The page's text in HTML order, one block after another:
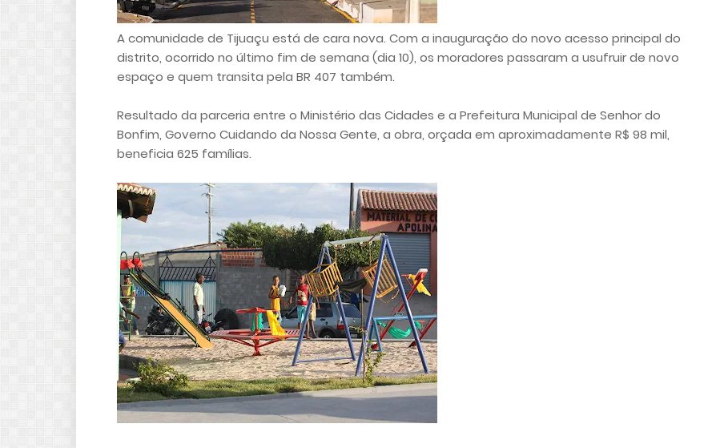
A comunidade de Tijuaçu está de cara nova. Com a inauguração do novo acesso principal do
distrito, ocorrido no último fim de semana (dia 10), os moradores passaram a usufruir de novo
espaço e quem transita pela BR 407 também.
Resultado da parceria entre o Ministério das Cidades e a Prefeitura Municipal de Senhor do
Bonfim, Governo Cuidando da Nossa Gente, a obra, orçada em aproximadamente R$ 98 mil,
beneficia 625 famílias.